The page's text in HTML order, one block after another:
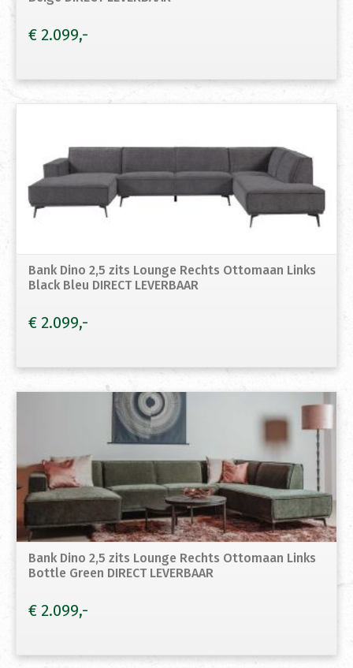
€ 2.099
Bank Dino 2,5 zits Lounge Rechts Ottomaan Links
Black Bleu DIRECT LEVERBAAR
€ 2.099
Bank Dino 2,5 zits Lounge Rechts Ottomaan Links
Bottle Green DIRECT LEVERBAAR
€ 2.099